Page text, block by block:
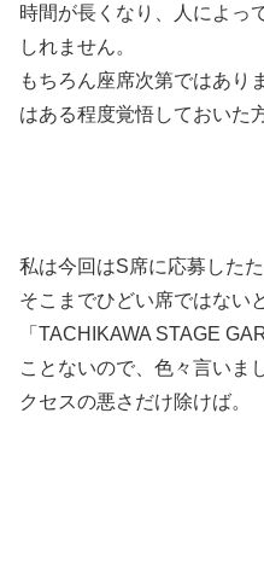
時間が長くなり、人によっ
しれません。
もちろん座席次第ではあり
はある程度覚悟しておいた
私は今回はS席に応募した
そこまでひどい席ではない
「TACHIKAWA STAGE
ことないので、色々言いま
クセスの悪さだけ除けば。